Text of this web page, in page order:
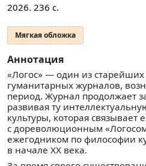
2026. 236 с.
Мягкая обложка
Аннотация
«Логос» — один из
гуманитарных журналов,
период. Журнал продолжает
развивая ту
культуры, которая связывает
с дореволюционным
ежегодником по философии
в начале XX века.